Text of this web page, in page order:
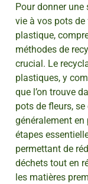
Pour donner une
vie à vos pots de
plastique,
méthodes de
crucial. Le
plastiques, y
que l’on trouve
pots de fleurs, se
généralement en
étapes
permettant de
déchets tout en
les matières